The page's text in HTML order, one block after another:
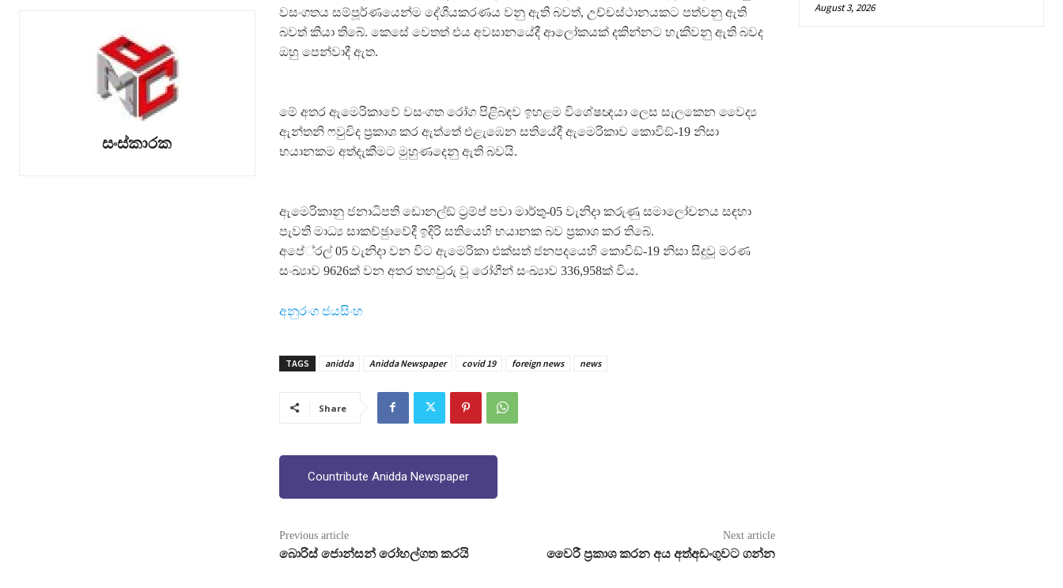
සංස්කාරක
වසංගතය සම්පූර්ණයෙන්ම දේශීයකරණය වනු ඇති බවත්, උච්චස්ථානයකට පත්වනු ඇති
බවත් කියා තිබේ. කෙසේ වෙතත් එය අවසානයේදී ආලෝකයක් දකින්නට හැකිවනු ඇති බවද
ඔහු පෙන්වාදී ඇත.
මේ අතර ඇමෙරිකාවේ වසංගත රෝග පිළිබඳව ඉහළම විශේෂඥයා ලෙස සැලකෙන වෛද්‍ය
ඇන්තනි ෆවුචිද ප‍්‍රකාශ කර ඇත්තේ එළැඹෙන සතියේදී ඇමෙරිකාව කොවිඞ්-19 නිසා
භයානකම අත්දැකීමට මුහුණදෙනු ඇති බවයි.
ඇමෙරිකානු ජනාධිපති ඩොනල්ඞ් ට‍්‍රම්ප් පවා මාර්තු-05 වැනිදා කරුණු සමාලෝචනය සඳහා
පැවති මාධ්‍ය සාකච්ඡුාවේදී ඉදිරි සතියෙහි භයානක බව ප‍්‍රකාශ කර තිබේ.
අපේ‍්‍රල් 05 වැනිදා වන විට ඇමෙරිකා එක්සත් ජනපදයෙහි කොවිඞ්-19 නිසා සිදුවූ මරණ
සංඛ්‍යාව 9626ක් වන අතර තහවුරු වූ රෝගීන් සංඛ්‍යාව 336,958ක් විය.
අනුරංග ජයසිංහ
TAGS anidda Anidda Newspaper covid 19 foreign news news
Share
Countribute Anidda Newspaper
Previous article
බොරිස් ජොන්සන් රෝහල්ගත කරයි
Next article
වෛරී ප‍්‍රකාශ කරන අය අත්අඩංගුවට ගන්න
August 3, 2026